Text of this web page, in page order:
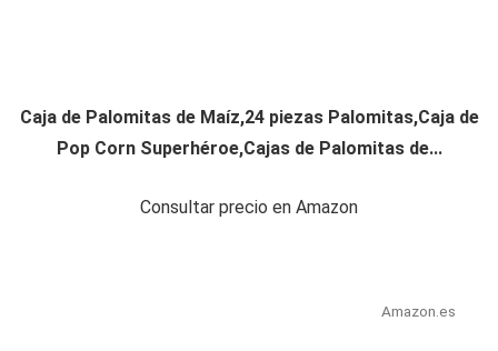
Caja de Palomitas de Maíz,24 piezas Palomitas,Caja de
Pop Corn Superhéroe,Cajas de Palomitas de...
Consultar precio en Amazon
Amazon.es